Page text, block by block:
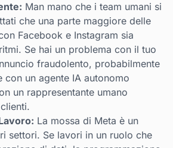
Man mano che i team umani si
che una parte maggiore delle
Facebook e Instagram sia
Se hai un problema con il tuo
fraudolento, probabilmente
con un agente IA autonomo
un rappresentante umano
La mossa di Meta è un
settori. Se lavori in un ruolo che